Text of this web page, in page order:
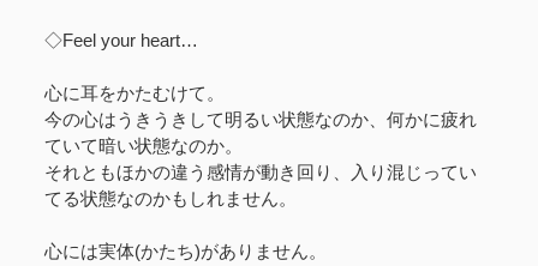
◇Feel your heart…
心に耳をかたむけて。
今の心はうきうきして明るい状態なのか、何かに疲れ
ていて暗い状態なのか。
それともほかの違う感情が動き回り、入り混じってい
てる状態なのかもしれません。
心には実体(かたち)がありません。